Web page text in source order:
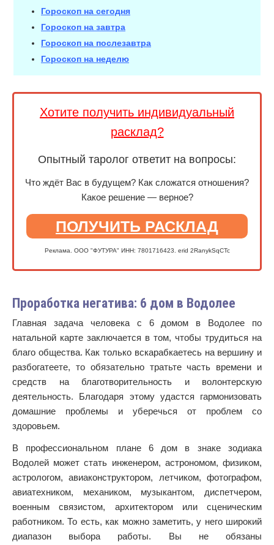
Гороскоп на сегодня
Гороскоп на завтра
Гороскоп на послезавтра
Гороскоп на неделю
Хотите получить индивидуальный
расклад?
Опытный таролог ответит на вопросы:
Что ждёт Вас в будущем? Как сложатся отношения?
Какое решение — верное?
ПОЛУЧИТЬ РАСКЛАД
Реклама. ООО "ФУТУРА" ИНН: 7801716423. erid 2RanykSqCTc
Проработка негатива: 6 дом в Водолее
Главная задача человека с 6 домом в Водолее по
натальной карте заключается в том, чтобы трудиться на
благо общества. Как только вскарабкаетесь на вершину и
разбогатеете, то обязательно тратьте часть времени и
средств на благотворительность и волонтерскую
деятельность. Благодаря этому удастся гармонизовать
домашние проблемы и уберечься от проблем со
здоровьем.
В профессиональном плане 6 дом в знаке зодиака
Водолей может стать инженером, астрономом, физиком,
астрологом, авиаконструктором, летчиком, фотографом,
авиатехником, механиком, музыкантом, диспетчером,
военным связистом, архитектором или сценическим
работником. То есть, как можно заметить, у него широкий
диапазон выбора работы. Вы не обязаны